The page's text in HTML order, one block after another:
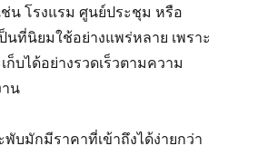
ช่น โรงแรม ศูนย์ประชุม หรือ
นที่นิยมใช้อย่างแพร่หลาย เพราะ
ก็บได้อย่างรวดเร็วตามความ
น
บมักมีราคาที่เข้าถึงได้ง่ายกว่า